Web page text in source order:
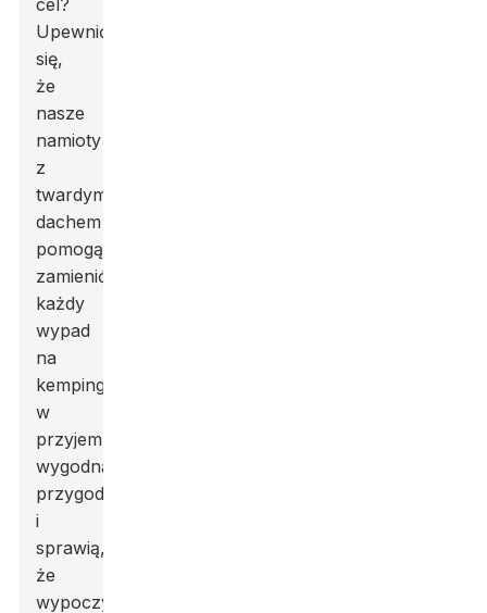
cel?
Upewnić
się,
że
nasze
namioty
z
twardym
dachem
pomogą
zamienić
każdy
wypad
na
kemping
w
przyjemną,
wygodną
przygodę
i
sprawią,
że
wypoczynek